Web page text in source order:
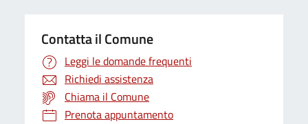
Contatta il Comune
Leggi le domande frequenti
Richiedi assistenza
Chiama il Comune
Prenota appuntamento